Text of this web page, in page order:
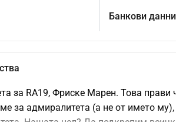
Банкови
за RA19, Фриске Марен. Това прави
за адмиралитета (а не от името